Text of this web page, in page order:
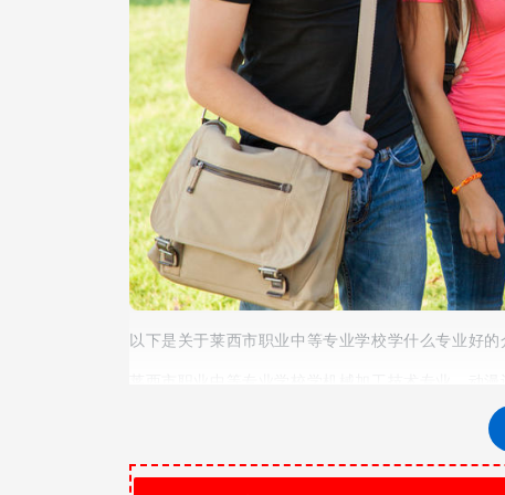
以下是关于莱西市职业中等专业学校学什么专业好的
专业、计算机专业等专业比较好。动漫设计是 通过
性思维和创作鉴赏能力。莱西市职业中等专业学校
技术专业2动漫设计与制作专业3服装设计与工艺专
校服装设计与工艺专业介绍本专业培养德智体美劳